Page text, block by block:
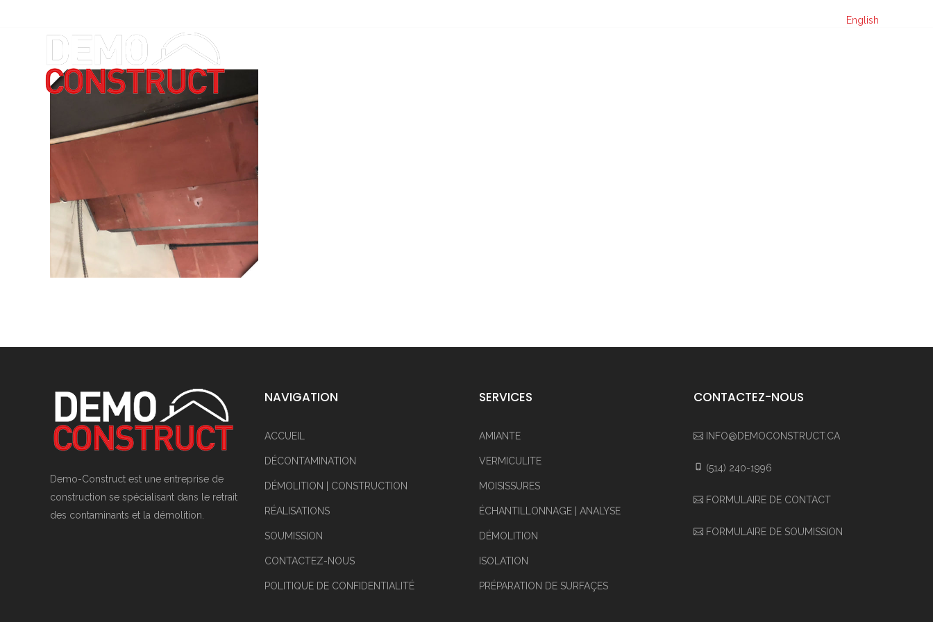
English
PLAQUE D’ACIER |
DÉCONTAMINATION |
MANÈGE MILITAIRE
LAVAL
ÉCHANTILLONNAGE
Demo-Construct est une entreprise de
construction se spécialisant dans le retrait
des contaminants et la démolition.
NAVIGATION
ACCUEIL
DÉCONTAMINATION
DÉMOLITION | CONSTRUCTION
RÉALISATIONS
SOUMISSION
CONTACTEZ-NOUS
POLITIQUE DE CONFIDENTIALITÉ
SERVICES
AMIANTE
VERMICULITE
MOISISSURES
ÉCHANTILLONNAGE | ANALYSE
DÉMOLITION
ISOLATION
PRÉPARATION DE SURFAÇES
CONTACTEZ-NOUS
INFO@DEMOCONSTRUCT.CA
(514) 240-1996
FORMULAIRE DE CONTACT
FORMULAIRE DE SOUMISSION